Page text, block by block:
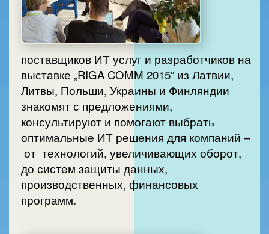
поставщиков ИТ услуг и разработчиков на
выставке „RIGA COMM 2015“ из Латвии,
Литвы, Польши, Украины и Финляндии
знакомят с предложениями,
консультируют и помогают выбрать
оптимальные ИТ решения для компаний –
от технологий, увеличивающих оборот,
до систем защиты данных,
производственных, финансовых
программ.